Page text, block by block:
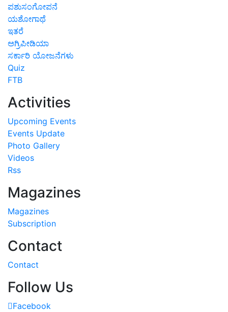
ಪಶುಸಂಗೋಪನೆ
ಯಶೋಗಾಥೆ
ಇತರೆ
ಅಗ್ರಿಪೀಡಿಯಾ
ಸರ್ಕಾರಿ ಯೋಜನೆಗಳು
Quiz
FTB
Activities
Upcoming Events
Events Update
Photo Gallery
Videos
Rss
Magazines
Magazines
Subscription
Contact
Contact
Follow Us
Facebook